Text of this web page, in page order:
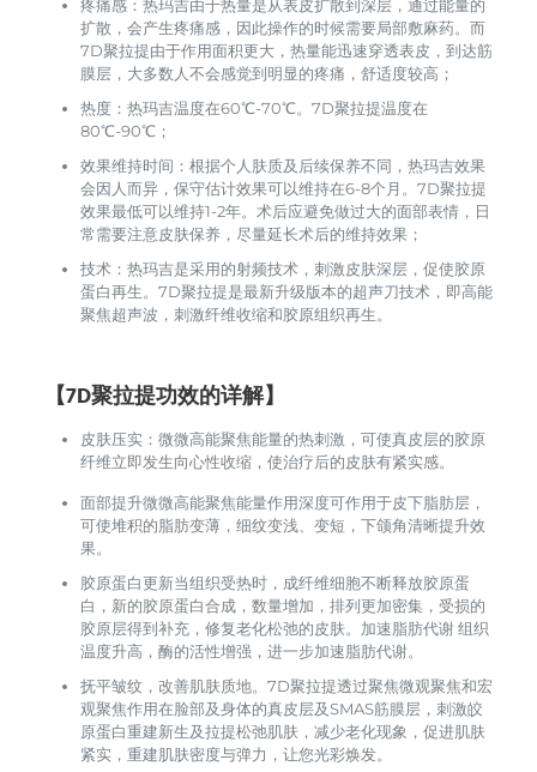
疼痛感：热玛吉由于热量是从表皮扩散到深层，通过能量的
扩散，会产生疼痛感，因此操作的时候需要局部敷麻药。而
7D聚拉提由于作用面积更大，热量能迅速穿透表皮，到达筋
膜层，大多数人不会感觉到明显的疼痛，舒适度较高；
热度：热玛吉温度在60℃-70℃。7D聚拉提温度在
80℃-90℃；
效果维持时间：根据个人肤质及后续保养不同，热玛吉效果
会因人而异，保守估计效果可以维持在6-8个月。7D聚拉提
效果最低可以维持1-2年。术后应避免做过大的面部表情，日
常需要注意皮肤保养，尽量延长术后的维持效果；
技术：热玛吉是采用的射频技术，刺激皮肤深层，促使胶原
蛋白再生。7D聚拉提是最新升级版本的超声刀技术，即高能
聚焦超声波，刺激纤维收缩和胶原组织再生。
【7D聚拉提功效的详解】
皮肤压实：微微高能聚焦能量的热刺激，可使真皮层的胶原
纤维立即发生向心性收缩，使治疗后的皮肤有紧实感。
面部提升微微高能聚焦能量作用深度可作用于皮下脂肪层，
可使堆积的脂肪变薄，细纹变浅、变短，下颌角清晰提升效
果。
胶原蛋白更新当组织受热时，成纤维细胞不断释放胶原蛋
白，新的胶原蛋白合成，数量增加，排列更加密集，受损的
胶原层得到补充，修复老化松弛的皮肤。加速脂肪代谢 组织
温度升高，酶的活性增强，进一步加速脂肪代谢。
抚平皱纹，改善肌肤质地。7D聚拉提透过聚焦微观聚焦和宏
观聚焦作用在脸部及身体的真皮层及SMAS筋膜层，刺激皎
原蛋白重建新生及拉提松弛肌肤，减少老化现象，促进肌肤
紧实，重建肌肤密度与弹力，让您光彩焕发。